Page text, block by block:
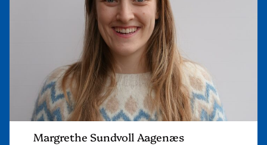
Margrethe Sundvoll Aagenæs